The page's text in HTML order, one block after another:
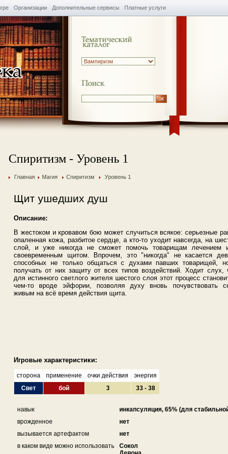
Организации Дополнительные сервисы Платные услуги
Спиритизм - Уровень 1
Главная Магия Спиритизм Уровень 1
Щит ушедших душ
Описание:
В жестоком и кровавом бою может случиться всякое: серьезные
опаленная кожа, разбитое сердце, а кто-то уходит навсегда, на
слой, и уже никогда не сможет помочь товарищам лечением
своевременным щитом. Впрочем, это "никогда" не касается
способных не только общаться с духами павших товарищей,
получать от них защиту от всех типов воздействий. Ходит слух,
для истинного светлого жителя шестого слоя этот процесс
чем-то вроде эйфории, позволяя духу вновь почувствовать
живым на всё время действия щита.
Игровые характеристики:
сторона применение очки действия
энергия
Свет
бой 3 33 - 38
навык
инкапсуляция, 65% (для
врожденное
нет
вызывается артефактом
нет
в каком виде можно использовать
Сокол